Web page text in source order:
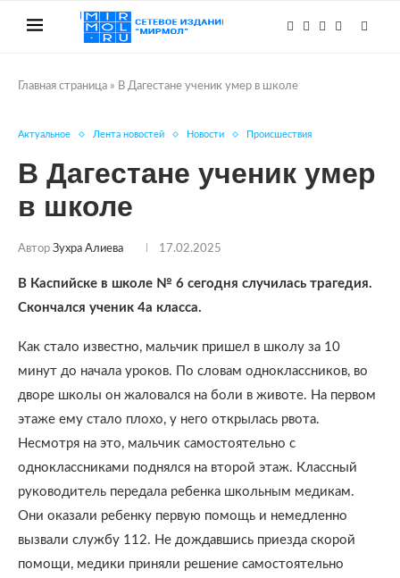
Главная страница » В Дагестане ученик умер в школе
Актуальное Лента новостей Новости Происшествия
В Дагестане ученик умер
в школе
Автор Зухра Алиева 17.02.2025
В Каспийске в школе № 6 сегодня случилась трагедия.
Скончался ученик 4а класса.
Как стало известно, мальчик пришел в школу за 10
минут до начала уроков. По словам одноклассников, во
дворе школы он жаловался на боли в животе. На первом
этаже ему стало плохо, у него открылась рвота.
Несмотря на это, мальчик самостоятельно с
одноклассниками поднялся на второй этаж. Классный
руководитель передала ребенка школьным медикам.
Они оказали ребенку первую помощь и немедленно
вызвали службу 112. Не дождавшись приезда скорой
помощи, медики приняли решение самостоятельно